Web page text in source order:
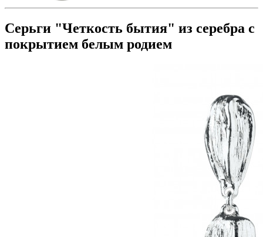
Серьги "Четкость бытия" из серебра с
покрытием белым родием